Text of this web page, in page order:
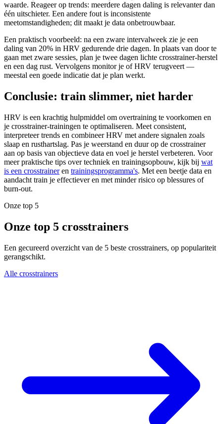
waarde. Reageer op trends: meerdere dagen daling is relevanter dan
één uitschieter. Een andere fout is inconsistente
meetomstandigheden; dit maakt je data onbetrouwbaar.
Een praktisch voorbeeld: na een zware intervalweek zie je een
daling van 20% in HRV gedurende drie dagen. In plaats van door te
gaan met zware sessies, plan je twee dagen lichte crosstrainer-herstel
en een dag rust. Vervolgens monitor je of HRV terugveert —
meestal een goede indicatie dat je plan werkt.
Conclusie: train slimmer, niet harder
HRV is een krachtig hulpmiddel om overtraining te voorkomen en
je crosstrainer-trainingen te optimaliseren. Meet consistent,
interpreteer trends en combineer HRV met andere signalen zoals
slaap en rusthartslag. Pas je weerstand en duur op de crosstrainer
aan op basis van objectieve data en voel je herstel verbeteren. Voor
meer praktische tips over techniek en trainingsopbouw, kijk bij wat
is een crosstraineren trainingsprogramma's. Met een beetje data en
aandacht train je effectiever en met minder risico op blessures of
burn-out.
Onze top 5
Onze top 5 crosstrainers
Een gecureerd overzicht van de 5 beste crosstrainers, op populariteit
gerangschikt.
Alle crosstrainers